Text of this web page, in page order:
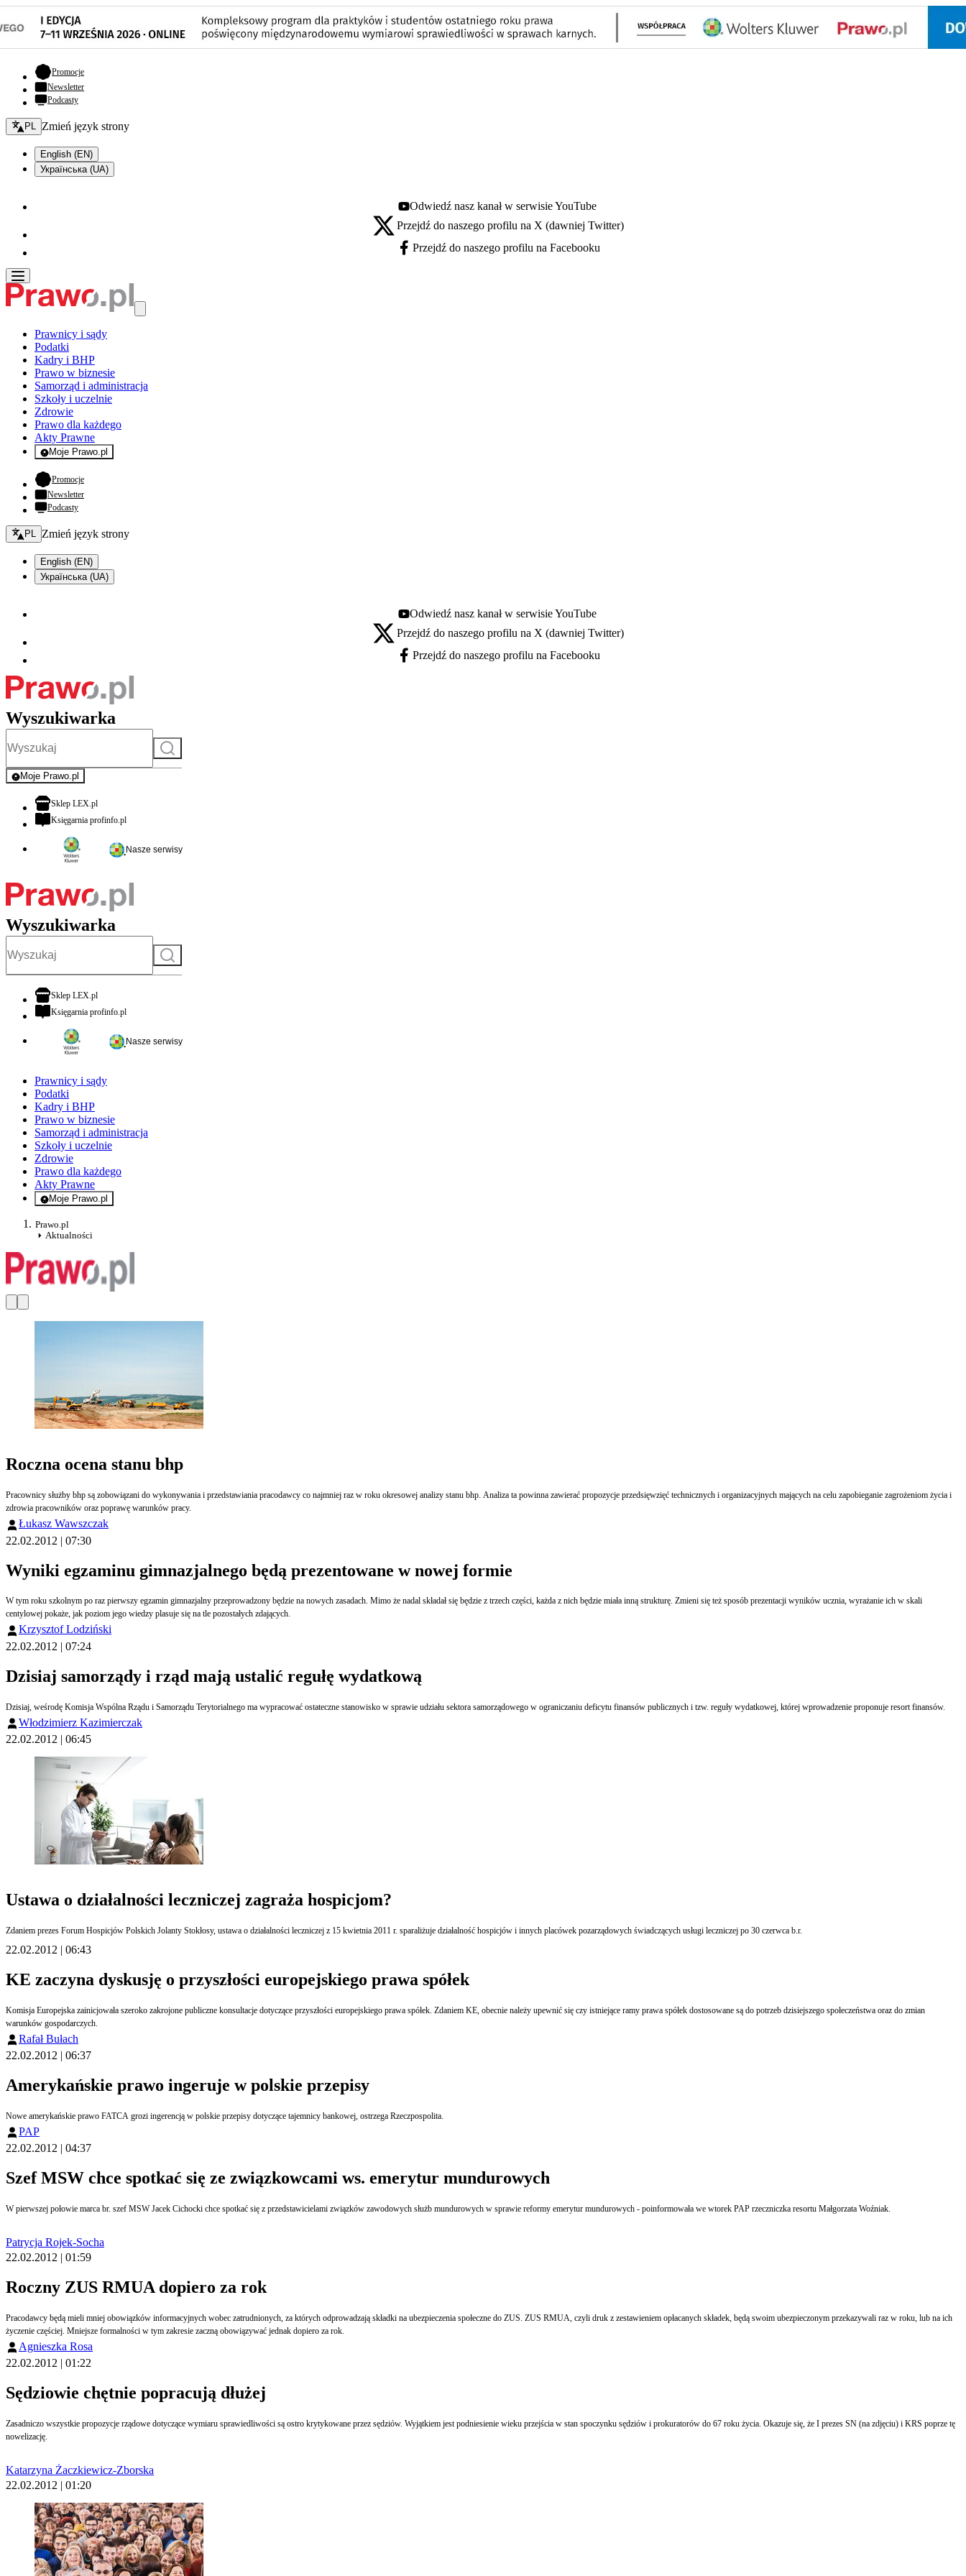
Promocje- otwiera się w nowej karcie
Newsletter
Podcasty
Zmień język - bieżący:
PL Zmień język strony
English (EN)
Українська (UA)
Youtube - otwiera się w nowej karcie
Odwiedź nasz kanał w serwisie YouTube
X - otwiera się w nowej karcie
Przejdź do naszego profilu na X (dawniej Twitter)
Facebook - otwiera się w nowej karcie
Przejdź do naszego profilu na Facebooku
Prawnicy i sądy
Podatki
Kadry i BHP
Prawo w biznesie
Samorząd i administracja
Szkoły i uczelnie
Zdrowie
Prawo dla każdego
Akty Prawne
Moje Prawo.pl
- rejestracja i logowanie do serwisu
Promocje- otwiera się w nowej karcie
Newsletter
Podcasty
Zmień język - bieżący:
PL Zmień język strony
English (EN)
Українська (UA)
Youtube - otwiera się w nowej karcie
Odwiedź nasz kanał w serwisie YouTube
X - otwiera się w nowej karcie
Przejdź do naszego profilu na X (dawniej Twitter)
Facebook - otwiera się w nowej karcie
Przejdź do naszego profilu na Facebooku
Wyszukiwarka
Szukaj
Moje Prawo.pl
- rejestracja i logowanie do serwisu
Sklep LEX.plotwiera się w nowej karcie
Księgarnia profinfo.plotwiera się w nowej karcie
Nasze serwisy
Wyszukiwarka
Szukaj
Sklep LEX.plotwiera się w nowej karcie
Księgarnia profinfo.plotwiera się w nowej karcie
Nasze serwisy
Prawnicy i sądy
Podatki
Kadry i BHP
Prawo w biznesie
Samorząd i administracja
Szkoły i uczelnie
Zdrowie
Prawo dla każdego
Akty Prawne
Moje Prawo.pl
- rejestracja i logowanie do serwisu
Prawo.pl
Aktualności
Roczna ocena stanu bhp
Pracownicy służby bhp są zobowiązani do wykonywania i przedstawiania pracodawcy co najmniej raz w roku okresowej analizy stanu bhp. Analiza ta powinna zawierać propozycje przedsięwzięć technicznych i organizacyjnych mających na celu zapobieganie zagrożeniom życia i
zdrowia pracowników oraz poprawę warunków pracy.
Łukasz Wawszczak
22.02.2012 | 07:30
Wyniki egzaminu gimnazjalnego będą prezentowane w nowej formie
W tym roku szkolnym po raz pierwszy egzamin gimnazjalny przeprowadzony będzie na nowych zasadach. Mimo że nadal składał się będzie z trzech części, każda z nich będzie miała inną strukturę. Zmieni się też sposób prezentacji wyników ucznia, wyrażanie ich w skali
centylowej pokaże, jak poziom jego wiedzy plasuje się na tle pozostałych zdających.
Krzysztof Lodziński
22.02.2012 | 07:24
Dzisiaj samorządy i rząd mają ustalić regułę wydatkową
Dzisiaj, weśrodę Komisja Wspólna Rządu i Samorządu Terytorialnego ma wypracować ostateczne stanowisko w sprawie udziału sektora samorządowego w ograniczaniu deficytu finansów publicznych i tzw. reguły wydatkowej, której wprowadzenie proponuje resort finansów.
Włodzimierz Kazimierczak
22.02.2012 | 06:45
Ustawa o działalności leczniczej zagraża hospicjom?
Zdaniem prezes Forum Hospicjów Polskich Jolanty Stokłosy, ustawa o działalności leczniczej z 15 kwietnia 2011 r. sparaliżuje działalność hospicjów i innych placówek pozarządowych świadczących usługi leczniczej po 30 czerwca b.r.
22.02.2012 | 06:43
KE zaczyna dyskusję o przyszłości europejskiego prawa spółek
Komisja Europejska zainicjowała szeroko zakrojone publiczne konsultacje dotyczące przyszłości europejskiego prawa spółek. Zdaniem KE, obecnie należy upewnić się czy istniejące ramy prawa spółek dostosowane są do potrzeb dzisiejszego społeczeństwa oraz do zmian
warunków gospodarczych.
Rafał Bułach
22.02.2012 | 06:37
Amerykańskie prawo ingeruje w polskie przepisy
Nowe amerykańskie prawo FATCA grozi ingerencją w polskie przepisy dotyczące tajemnicy bankowej, ostrzega Rzeczpospolita.
PAP
22.02.2012 | 04:37
Szef MSW chce spotkać się ze związkowcami ws. emerytur mundurowych
W pierwszej połowie marca br. szef MSW Jacek Cichocki chce spotkać się z przedstawicielami związków zawodowych służb mundurowych w sprawie reformy emerytur mundurowych - poinformowała we wtorek PAP rzeczniczka resortu Małgorzata Woźniak.
Patrycja Rojek-Socha
22.02.2012 | 01:59
Roczny ZUS RMUA dopiero za rok
Pracodawcy będą mieli mniej obowiązków informacyjnych wobec zatrudnionych, za których odprowadzają składki na ubezpieczenia społeczne do ZUS. ZUS RMUA, czyli druk z zestawieniem opłacanych składek, będą swoim ubezpieczonym przekazywali raz w roku, lub na ich
życzenie częściej. Mniejsze formalności w tym zakresie zaczną obowiązywać jednak dopiero za rok.
Agnieszka Rosa
22.02.2012 | 01:22
Sędziowie chętnie popracują dłużej
Zasadniczo wszystkie propozycje rządowe dotyczące wymiaru sprawiedliwości są ostro krytykowane przez sędziów. Wyjątkiem jest podniesienie wieku przejścia w stan spoczynku sędziów i prokuratorów do 67 roku życia. Okazuje się, że I prezes SN (na zdjęciu) i KRS poprze tę
nowelizację.
Katarzyna Żaczkiewicz-Zborska
22.02.2012 | 01:20